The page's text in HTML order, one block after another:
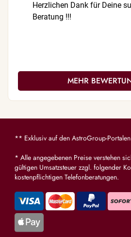
Herzlichen Dank für Deine
Beratung !!!
MEHR
** Exklusiv auf den AstroGroup-Portalen
* Alle angegebenen Preise verstehen
gültigen Umsatzsteuer zzgl. folgender
kostenpflichtigen Telefonberatungen.